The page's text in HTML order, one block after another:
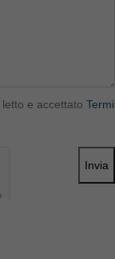
e accettato
Invia